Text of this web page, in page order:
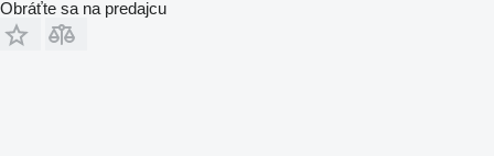
Obráťte sa na predajcu